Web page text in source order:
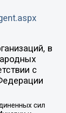
в
с
сил